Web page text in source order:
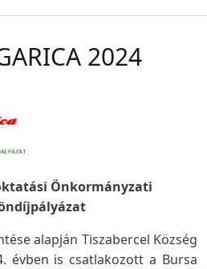
2024
Önkormányzati
alapján Tiszabercel Község
évben is csatlakozott a Bursa